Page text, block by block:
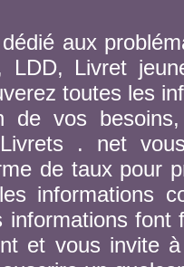
aux
LDD, Livret
toutes les
de vos
. net
de taux pour
informations
informations
et vous invite